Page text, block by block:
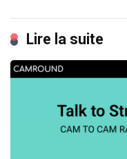
Lire la suite